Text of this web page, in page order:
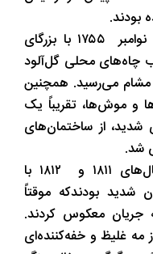
بودند.
در زلزله بزرگ لیسبون پرتغال، اول نوامبر ۱۷۵۵ با بزرگای
آب چاه‌های محلی گل‌آلود
مشام می‌رسید. همچنین
و موش‌ها، تقریباً یک
از ساختمان‌های
شد.
زلزله‌های نیو مادرید آمریکا در سال‌های ۱۸۱۱ و ۱۸۱۲ با
۷.۵-۸.۰ که چنان شدید بودندکه موقتاً
جریان معکوس کردند.
مه غلیظ و خفه‌کننده‌ای